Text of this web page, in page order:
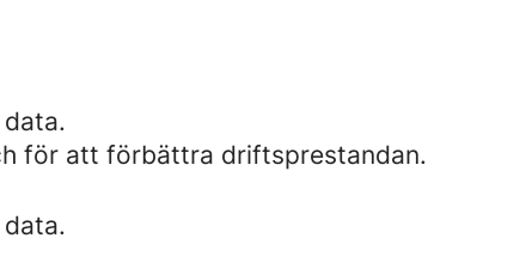
för att förbättra driftsprestandan.